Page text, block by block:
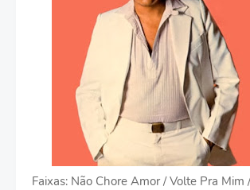
Faixas: Não Chore Amor / Volte Pra Mim